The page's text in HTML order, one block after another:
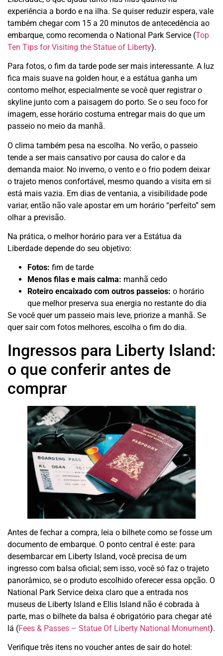
experiência a bordo e na ilha. Se quiser reduzir espera, vale
também chegar com 15 a 20 minutos de antecedência ao
embarque, como recomenda o National Park Service (Top
Ten Tips for Visiting the Statue of Liberty).
Para fotos, o fim da tarde pode ser mais interessante. A luz
fica mais suave na golden hour, e a estátua ganha um
contorno melhor, especialmente se você quer registrar o
skyline junto com a paisagem do porto. Se o seu foco for
imagem, esse horário costuma entregar mais do que um
passeio no meio da manhã.
O clima também pesa na escolha. No verão, o passeio
tende a ser mais cansativo por causa do calor e da
demanda maior. No inverno, o vento e o frio podem deixar
o trajeto menos confortável, mesmo quando a visita em si
está mais vazia. Em dias de ventania, a visibilidade pode
variar, então não vale apostar em um horário “perfeito” sem
olhar a previsão.
Na prática, o melhor horário para ver a Estátua da
Liberdade depende do seu objetivo:
Fotos: fim de tarde
Menos filas e mais calma: manhã cedo
Roteiro encaixado com outros passeios: o horário
que melhor preserva sua energia no restante do dia
Se você quer um passeio mais leve, priorize a manhã. Se
quer sair com fotos melhores, escolha o fim do dia.
Ingressos para Liberty Island:
o que conferir antes de
comprar
Antes de fechar a compra, leia o bilhete como se fosse um
documento de embarque. O ponto central é este: para
desembarcar em Liberty Island, você precisa de um
ingresso com balsa oficial; sem isso, você só faz o trajeto
panorâmico, se o produto escolhido oferecer essa opção. O
National Park Service deixa claro que a entrada nos
museus de Liberty Island e Ellis Island não é cobrada à
parte, mas o bilhete da balsa é obrigatório para chegar até
lá (Fees & Passes – Statue Of Liberty National Monument).
Verifique três itens no voucher antes de sair do hotel: